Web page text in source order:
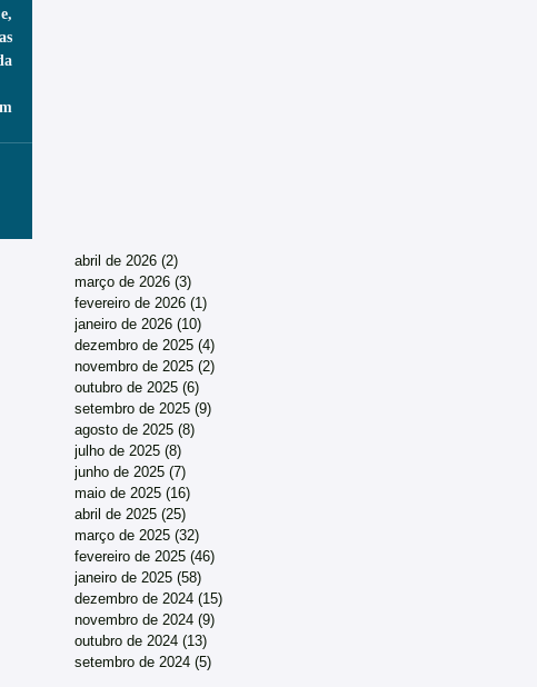
abril de 2026 (2)
março de 2026 (3)
fevereiro de 2026 (1)
janeiro de 2026 (10)
dezembro de 2025 (4)
novembro de 2025 (2)
outubro de 2025 (6)
setembro de 2025 (9)
agosto de 2025 (8)
julho de 2025 (8)
junho de 2025 (7)
maio de 2025 (16)
abril de 2025 (25)
março de 2025 (32)
fevereiro de 2025 (46)
janeiro de 2025 (58)
dezembro de 2024 (15)
novembro de 2024 (9)
outubro de 2024 (13)
setembro de 2024 (5)